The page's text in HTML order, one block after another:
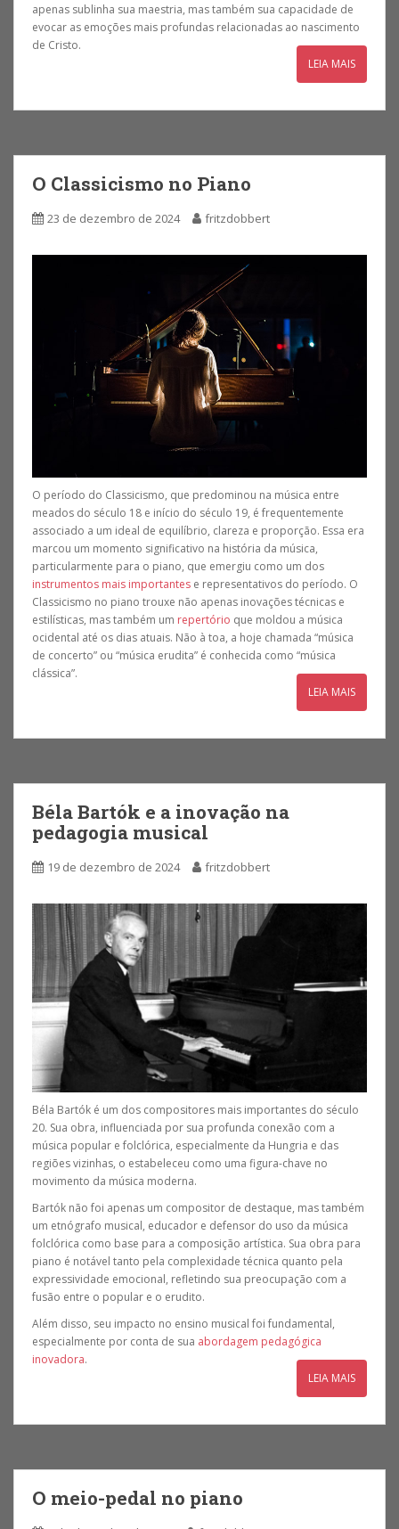
apenas sublinha sua maestria, mas também sua capacidade de
evocar as emoções mais profundas relacionadas ao nascimento
de Cristo.
LEIA MAIS
O Classicismo no Piano
23 de dezembro de 2024 fritzdobbert
O período do Classicismo, que predominou na música entre
meados do século 18 e início do século 19, é frequentemente
associado a um ideal de equilíbrio, clareza e proporção. Essa era
marcou um momento significativo na história da música,
particularmente para o piano, que emergiu como um dos
instrumentos mais importantes e representativos do período. O
Classicismo no piano trouxe não apenas inovações técnicas e
estilísticas, mas também um repertório que moldou a música
ocidental até os dias atuais. Não à toa, a hoje chamada “música
de concerto” ou “música erudita” é conhecida como “música
clássica”.
LEIA MAIS
Béla Bartók e a inovação na
pedagogia musical
19 de dezembro de 2024 fritzdobbert
Béla Bartók é um dos compositores mais importantes do século
20. Sua obra, influenciada por sua profunda conexão com a
música popular e folclórica, especialmente da Hungria e das
regiões vizinhas, o estabeleceu como uma figura-chave no
movimento da música moderna.
Bartók não foi apenas um compositor de destaque, mas também
um etnógrafo musical, educador e defensor do uso da música
folclórica como base para a composição artística. Sua obra para
piano é notável tanto pela complexidade técnica quanto pela
expressividade emocional, refletindo sua preocupação com a
fusão entre o popular e o erudito.
Além disso, seu impacto no ensino musical foi fundamental,
especialmente por conta de sua abordagem pedagógica
inovadora.
LEIA MAIS
O meio-pedal no piano